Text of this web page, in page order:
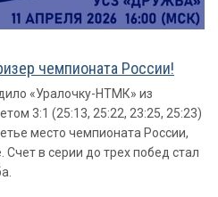
чемпионата России!
«Уралочку-НТМК» из
3:1 (25:13, 25:22, 23:25, 25:23)
место чемпионата России,
в серии до трех побед стал